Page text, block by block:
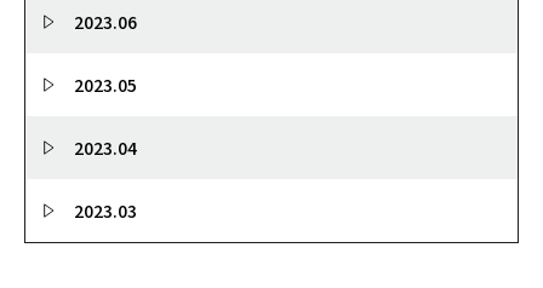
2023.06
2023.05
2023.04
2023.03